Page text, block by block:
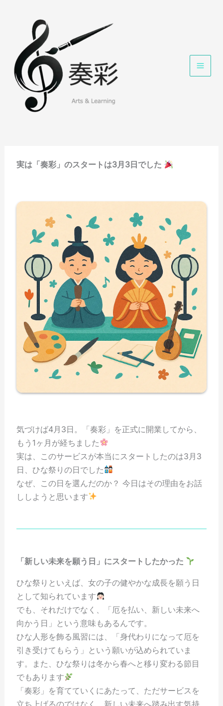
実は「奏彩」のスタートは3月3日でした
気づけば4月3日。「奏彩」を正式に開業してから、
もう1ヶ月が経ちました
実は、このサービスが本当にスタートしたのは3月3
日、ひな祭りの日でした
なぜ、この日を選んだのか？ 今日はその理由をお話
ししようと思います
「新しい未来を願う日」にスタートしたかった
ひな祭りといえば、女の子の健やかな成長を願う日
として知られています
でも、それだけでなく、「厄を払い、新しい未来へ
向かう日」という意味もあるんです。
ひな人形を飾る風習には、「身代わりになって厄を
引き受けてもらう」という願いが込められていま
す。また、ひな祭りは冬から春へと移り変わる節目
でもあります
「奏彩」を育てていくにあたって、ただサービスを